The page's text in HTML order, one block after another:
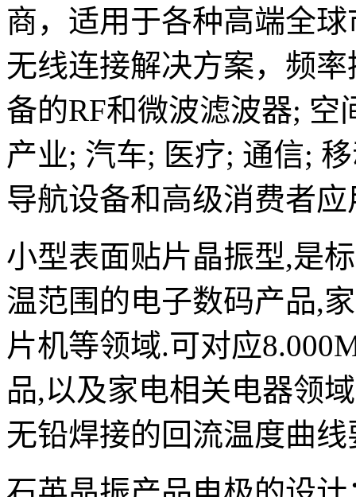
商，适用于各种高端全
无线连接解决方案，频
备的RF和微波滤波器;
产业; 汽车; 医疗; 通信;
导航设备和高级消费者应
小型表面贴片晶振型,是
温范围的电子数码产品,
片机等领域.可对应
品,以及家电相关电器领
无铅焊接的回流温度曲线